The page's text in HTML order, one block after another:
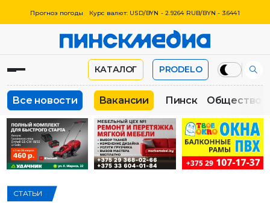
Прогноз погоды Курс валют: USD/BYN - 2.9264 RUB/BYN - 3.6441
КАТАЛОГ PRODELO
Все новости Вакансии Пинск Общество
СТАТЬИ